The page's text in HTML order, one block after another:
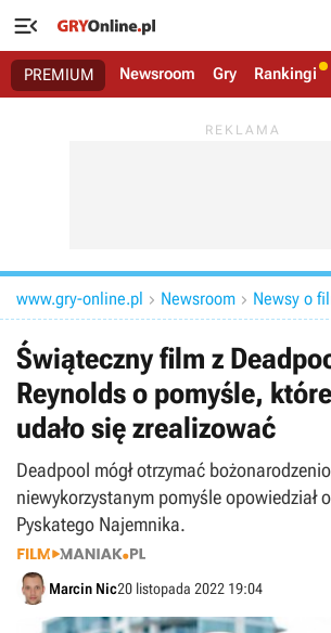

PREMIUM Newsroom Gry Rankingi
www.gry-online.pl  Newsroom  Newsy o
Świąteczny film z
Reynolds o pomyśle,
udało się zrealizować
Deadpool mógł otrzymać
niewykorzystanym pomyśle opowiedział
Pyskatego Najemnika.
Marcin Nic20 listopada 2022 19:04